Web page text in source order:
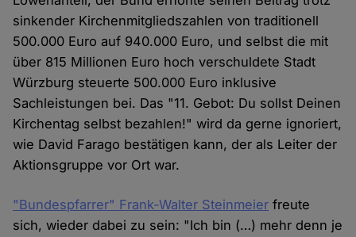
sinkender Kirchenmitgliedszahlen von traditionell
500.000 Euro auf 940.000 Euro, und selbst die mit
über 815 Millionen Euro hoch verschuldete Stadt
Würzburg steuerte 500.000 Euro inklusive
Sachleistungen bei. Das "11. Gebot: Du sollst Deinen
Kirchentag selbst bezahlen!" wird da gerne ignoriert,
wie David Farago bestätigen kann, der als Leiter der
Aktionsgruppe vor Ort war.
"Bundespfarrer" Frank-Walter Steinmeier freute
sich, wieder dabei zu sein: "Ich bin (…) mehr denn je